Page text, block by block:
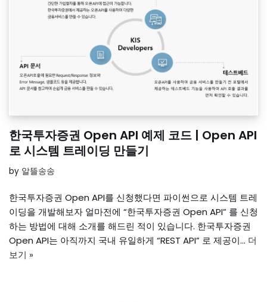
한국투자증권 Open API 예제 코드 | Open API
로 시스템 트레이딩 만들기
by 알뜰송송
한국투자증권 Open API를 신청했다면 파이썬으로 시스템 트레
이딩을 개발해보자 얼마전에 “한국투자증권 Open API” 를 신청
하는 방법에 대해 소개를 해드린 적이 있습니다. 한국투자증권
Open API는 아직까지 국내 유일하게 “REST API” 로 제공이… 더
보기 »